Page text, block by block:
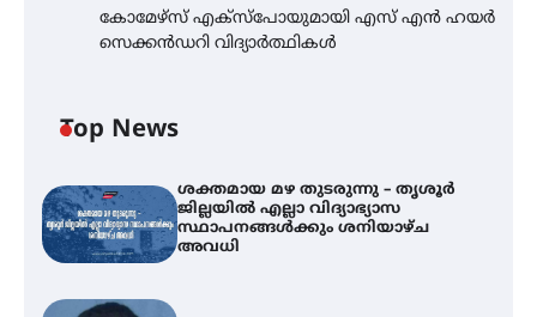
കോമേഴ്സ് എക്സ്പോയുമായി എസ് എൻ ഹയർ
സെക്കൻഡറി വിദ്യാർത്ഥികൾ
Top News
ശക്തമായ മഴ തുടരുന്നു – തൃശൂർ
ജില്ലയിൽ എല്ലാ വിദ്യാഭ്യാസ
സ്ഥാപനങ്ങൾക്കും ശനിയാഴ്ച
അവധി